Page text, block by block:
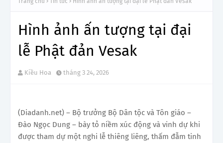
Hình ảnh ấn tượng tại đại
lễ Phật đản Vesak
Kiều Hoa tháng 3 24, 2026
(Diadanh.net) – Bộ trưởng Bộ Dân tộc và Tôn giáo –
Đào Ngọc Dung – bày tỏ niềm xúc động và vinh dự khi
được tham dự một nghi lễ thiêng liêng, thấm đẫm tinh